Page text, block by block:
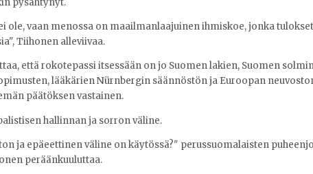
pysähtynyt.
ole, vaan menossa on maailmanlaajuinen ihmiskoe, jonka
Tiihonen alleviivaa.
että rokotepassi itsessään on jo Suomen lakien, Suomen
lääkärien Nürnbergin säännöstön ja Euroopan
päätöksen vastainen.
hallinnan ja sorron väline.
ja epäeettinen väline on käytössä?" perussuomalaisten
peräänkuuluttaa.